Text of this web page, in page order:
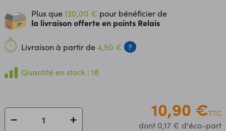
noir: masse - rouge: +5 à +24 Vcc - jaune: signal
Alimentation: 5 à 24 Vcc Consommation: 15 mA (sous 5 Vcc)
Plage de mesure: 1 à 30 l/min Pression maxi: 1,2 Mpa
Précision: +/- 3% (entre 1 et 10 l/min) Formule de
conversion: débit (en l/min) = fréquence (en Hz) / 7,5
Dimensions: 63 x 36 x 35 mm Température d'utilisation: 0 à
Plus que120,00 € pour bénéficier de
la livraison offerte en points Relais
Livraison à partir de4,50 € ?
Quantité en stock : 18
10,90 €TTC
dont 0,17 € d'éco-part